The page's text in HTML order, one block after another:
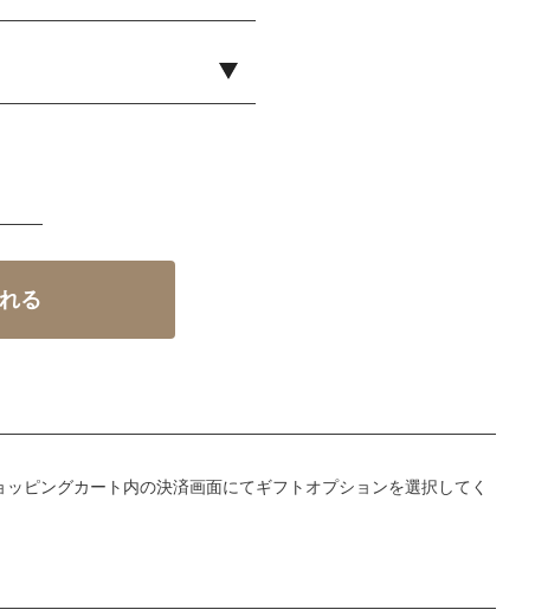
ピングカート内の決済画面にてギフトオプションを選択してく